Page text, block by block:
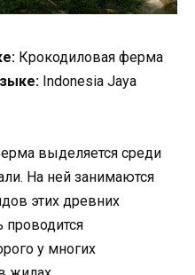
Крокодиловая ферма
Indonesia Jaya
выделяется среди
На ней занимаются
этих древних
проводится
у многих